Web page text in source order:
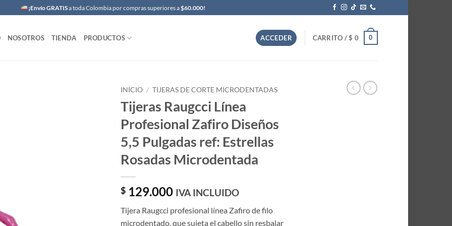
¡Envío GRATISa toda Colombia por compras superiores a$60.000!
NOSOTROS TIENDA PRODUCTOS ACCEDER CARRITO /$ 0 0
INICIO / TIJERAS DE CORTE MICRODENTADAS
Tijeras Raugcci Línea
Profesional Zafiro Diseños
5,5 Pulgadas ref: Estrellas
Rosadas Microdentada
$ 129.000 IVA INCLUIDO
Tijera Raugcci profesional línea Zafiro de filo
microdentado, que sujeta el cabello sin resbalar